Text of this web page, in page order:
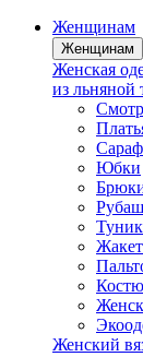
Женщинам
Женщинам
Женская
из льняной
Юбки
Женский